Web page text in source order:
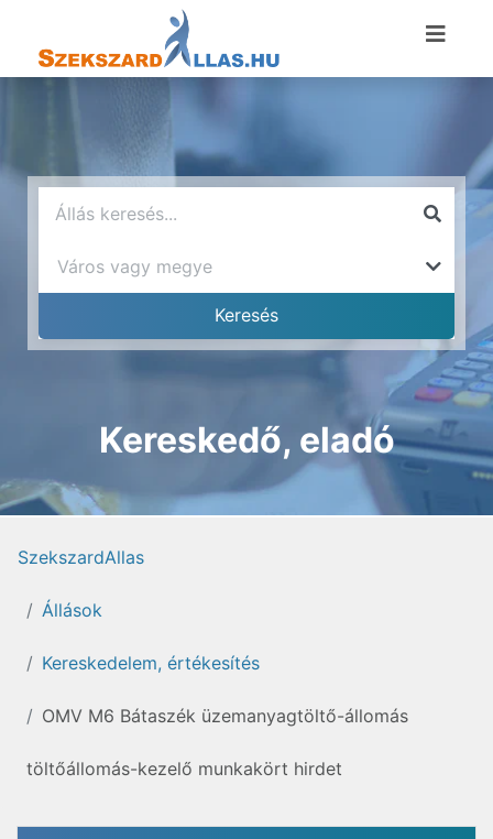
Kereskedő, eladó
SzekszardAllas
Állások
Kereskedelem, értékesítés
OMV M6 Bátaszék üzemanyagtöltő-állomás
töltőállomás-kezelő munkakört hirdet